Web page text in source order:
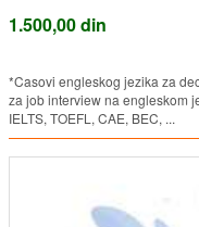
1.500,00 din
*Casovi engleskog jezika za
za job interview na
IELTS, TOEFL, CAE, BEC, ...